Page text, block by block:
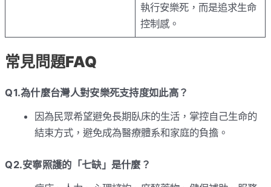
執行安樂死，而是追求生命
控制感。
常見問題FAQ
Q1.為什麼台灣人對安樂死支持度如此高？
因為民眾希望避免長期臥床的生活，掌控自己生命的
結束方式，避免成為醫療體系和家庭的負擔。
Q2.安寧照護的「七缺」是什麼？